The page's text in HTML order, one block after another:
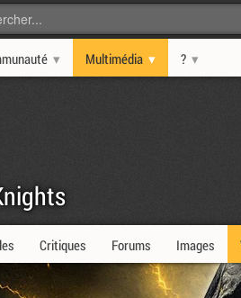
Multimédia ?
Critiques Forums Images